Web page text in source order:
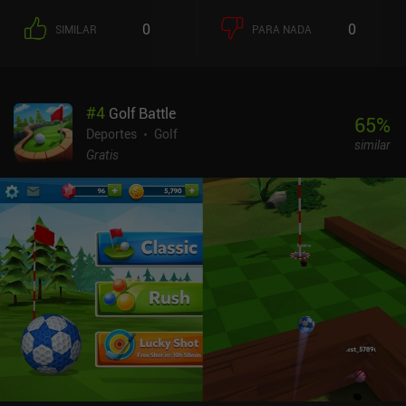
SIMILAR 0 PARA NADA 0
#4 Golf Battle
Deportes
Golf
Gratis
65%
similar